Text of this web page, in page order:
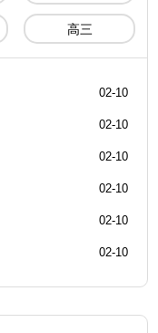
高三
02-10
02-10
02-10
02-10
02-10
02-10